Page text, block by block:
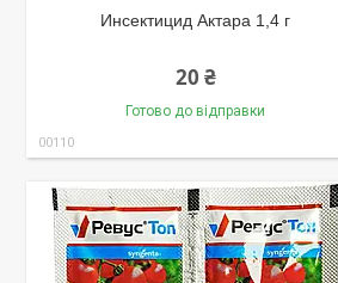
Инсектицид Актара 1,4 г
20 ₴
Готово до відправки
00110